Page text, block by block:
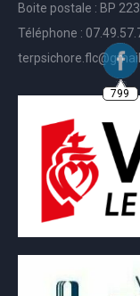
Boite postale : BP
Téléphone :
799